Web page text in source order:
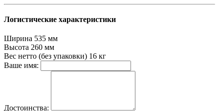
Логистические характеристики
Ширина 535 мм
Высота 260 мм
Вес нетто (без упаковки) 16 кг
Ваше имя:
Достоинства: